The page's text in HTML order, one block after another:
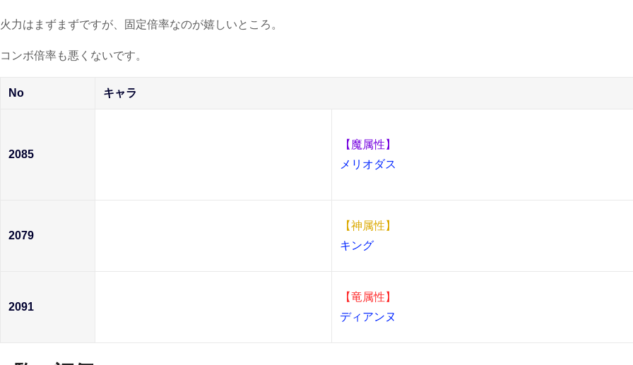
火力はまずまずですが、固定倍率なのが嬉しいところ。
コンボ倍率も悪くないです。
No キャラ
2085
【魔属性】
メリオダス
2079
【神属性】
キング
2091
【竜属性】
ディアンヌ